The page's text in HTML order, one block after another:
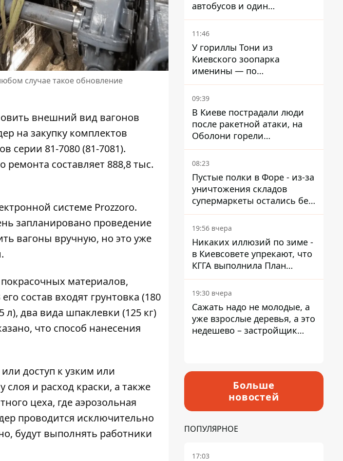
случае такое обновление
внешний вид вагонов
на закупку комплектов
серии 81-7080 (81-7081).
составляет 888,8 тыс.
системе Prozzoro.
запланировано проведение
вагоны вручную, но это уже
материалов,
состав входят грунтовка (180
два вида шпаклевки (125 кг)
что способ нанесения
доступ к узким или
и расход краски, а также
цеха, где аэрозольная
проводится исключительно
будут выполнять работники
автобусов и один
троллейбус
11:46
У гориллы Тони из
Киевского зоопарка
именины — по
человеческим меркам ему
уже больше 90 лет
09:39
В Киеве пострадали люди
после ракетной атаки, на
Оболони горели
резервуары с топливом
08:23
Пустые полки в Форе - из-за
уничтожения складов
супермаркеты остались без
ассортимента
19:56 вчера
Никаких иллюзий по зиме -
в Киевсовете упрекают, что
КГГА выполнила План
устойчивости на 20%
19:30 вчера
Сажать надо не молодые, а
уже взрослые деревья, а это
недешево – застройщик
Больше
новостей
ПОПУЛЯРНОЕ
17:03